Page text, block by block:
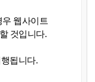
웹사이트
것입니다.
됩니다.